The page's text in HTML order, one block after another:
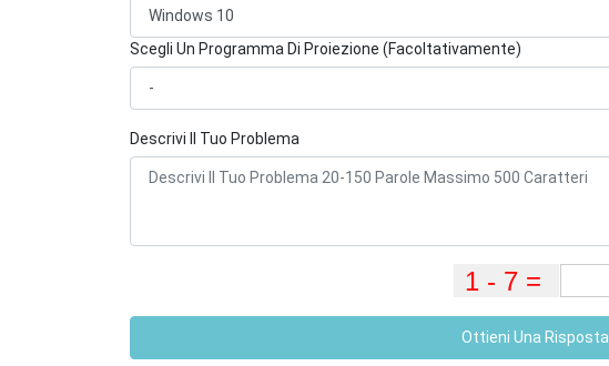
Scegli Un Programma Di Proiezione (Facoltativamente)
Descrivi Il Tuo Problema
Ottieni Una Risposta